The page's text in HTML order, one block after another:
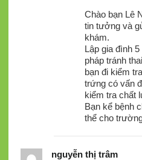
Chào bạn Lê
tin tưởng và
khám.
Lập gia đình
pháp tránh
bạn đi kiểm
trứng có vấn
kiểm tra chất
Bạn kể bệnh
thể cho
nguyễn thị trâm